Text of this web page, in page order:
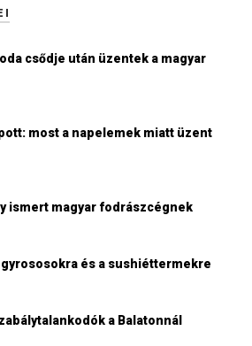
csődje után üzentek a magyar
most a napelemek miatt üzent
ismert magyar fodrászcégnek
gyrososokra és a sushiéttermekre
a Balatonnál